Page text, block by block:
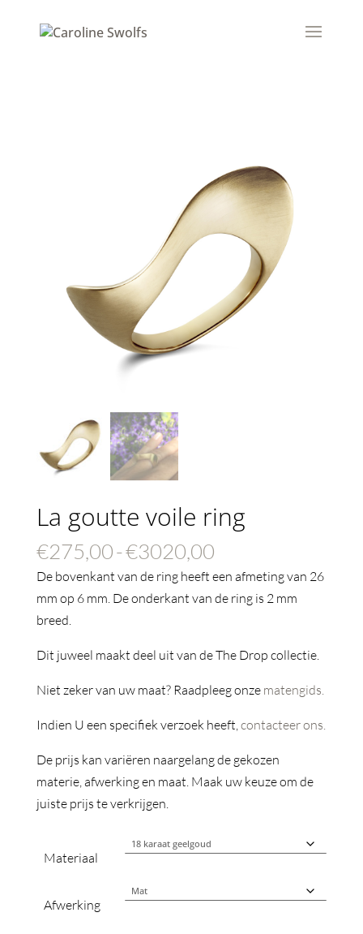
La goutte voile ring
€275,00-€3020,00Prijsklasse:
€275,00
tot
De bovenkant van de ring heeft een afmeting van 26
mm op 6 mm. De onderkant van de ring is 2 mm
breed.
Dit juweel maakt deel uit van de The Drop collectie.
Niet zeker van uw maat? Raadpleeg onze matengids.
Indien U een specifiek verzoek heeft,contacteer ons.
De prijs kan variëren naargelang de gekozen
materie, afwerking en maat. Maak uw keuze om de
juiste prijs te verkrijgen.
Materiaal
Afwerking